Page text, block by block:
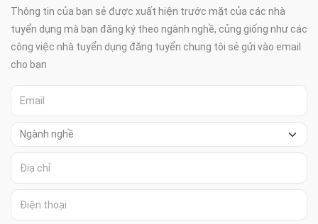
Thông tin của bạn sẻ được xuất hiện trước mặt của các nhà
tuyển dụng mà bạn đăng ký theo ngành nghề, củng giống như các
công việc nhà tuyển dụng đăng tuyển chung tôi sẻ gửi vào email
cho bạn